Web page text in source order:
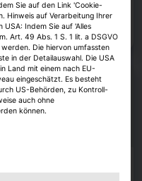
Zum Artikel
Sie auf den Link 'Cookie-
Hinweis auf Verarbeitung Ihrer
Indem Sie auf 'Alles
Art. 49 Abs. 1 S. 1 lit. a DSGVO
Die hiervon umfassten
in der Detailauswahl. Die USA
Land mit einem nach EU-
eingeschätzt. Es besteht
US-Behörden, zu Kontroll-
auch ohne
können.
Gruppen, für die eine